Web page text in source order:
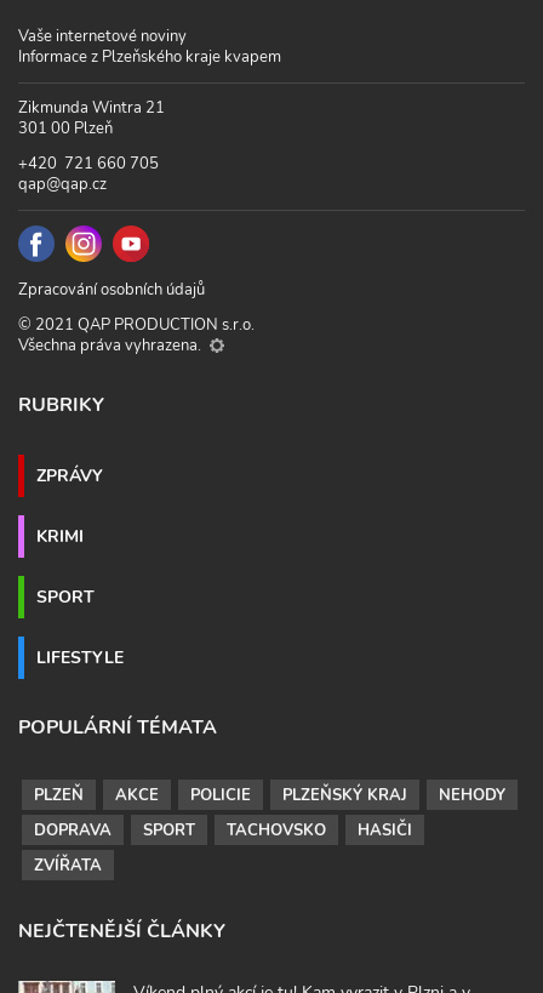
Vaše internetové noviny
Informace z Plzeňského kraje kvapem
Zikmunda Wintra 21
301 00 Plzeň
+420 721 660 705
qap@qap.cz
Zpracování osobních údajů
© 2021 QAP PRODUCTION s.r.o.
Všechna práva vyhrazena.
RUBRIKY
ZPRÁVY
KRIMI
SPORT
LIFESTYLE
POPULÁRNÍ TÉMATA
PLZEŇ AKCE POLICIE PLZEŇSKÝ KRAJ
NEHODY
DOPRAVA
SPORT TACHOVSKO
HASIČI
ZVÍŘATA
NEJČTENĚJŠÍ ČLÁNKY